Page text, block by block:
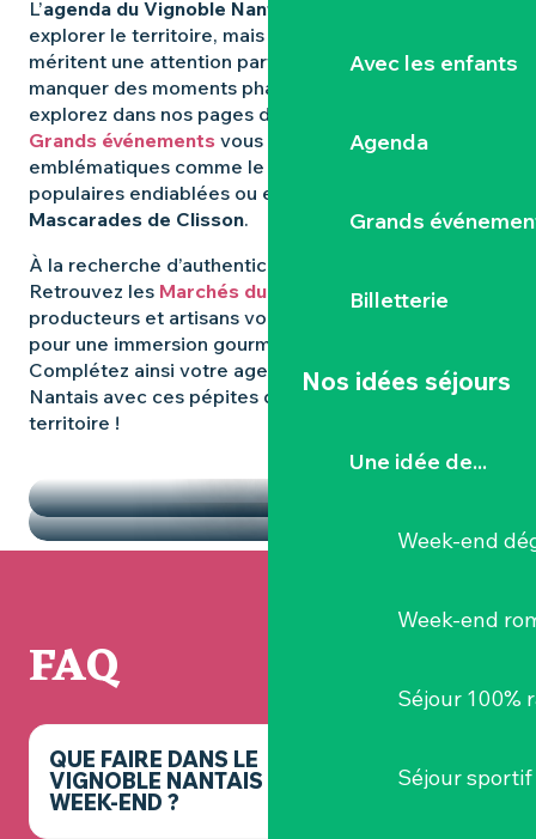
Avec les enfants
Agenda
Grands
Billetterie
Nos idées séjours
Une idée de...
Week-end
Week-end
Séjour 100%
Séjour sportif
L’agenda du Vignoble Nantais
explorer le territoire, mais certaines expériences
méritent une attention particulière. Pour ne rien
manquer des moments phares qui animent la région,
explorez dans nos pages dédiées : les
Grands événements vous révèlent les rendez-vous
emblématiques comme le
populaires endiablées ou encore les mystérieuses
Mascarades de Clisson.
À la recherche d’authenticité et de
Retrouvez les Marchés du Vignoble Nantais, où
producteurs et artisans vous donnent rendez-vous
pour une immersion gourmande et conviviale.
Complétez ainsi votre agenda dans le Vignoble
Nantais avec ces pépites qui font la richesse du
territoire !
LES MARCHÉS
FAQ
QUE FAIRE DANS LE
VIGNOBLE NANTAIS CE
WEEK-END ?